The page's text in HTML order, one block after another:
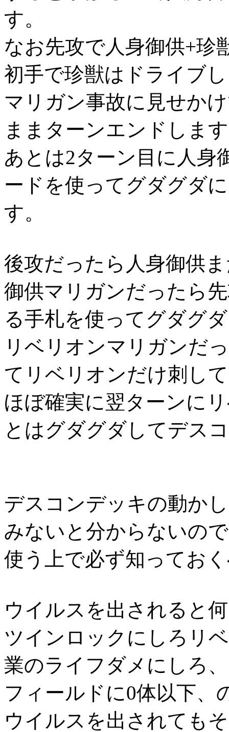
す。
なお先攻で人身御供+珍
初手で珍獣はドライブ
マリガン事故に見せか
ままターンエンドしま
あとは2ターン目に人身
ードを使ってグダグダ
す。
後攻だったら人身御供
御供マリガンだったら
る手札を使ってグダグ
リベリオンマリガンだ
てリベリオンだけ刺し
ほぼ確実に翌ターンに
とはグダグダしてデス
デスコンデッキの動か
みないと分からないの
使う上で必ず知ってお
ウイルスを出されると
ツインロックにしろリ
業のライフダメにしろ、
フィールドに0体以下、
ウイルスを出されても